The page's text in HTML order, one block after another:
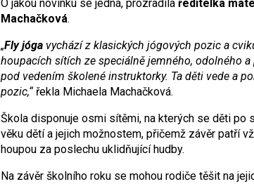
O jakou novinku se jedná, prozradila ředitelka
Machačková.
„Fly jóga vychází z klasických jógových pozic a
houpacích sítích ze speciálně jemného, odolného
pod vedením školené instruktorky. Ta děti vede a
pozic,“ řekla Michaela Machačková.
Škola disponuje osmi sítěmi, na kterých se děti
věku dětí a jejich možnostem, přičemž závěr patří
houpou za poslechu uklidňující hudby.
Na závěr školního roku se mohou rodiče těšit na